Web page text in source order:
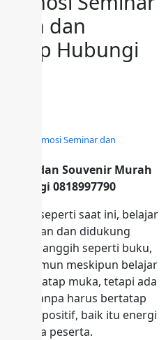
dan
Hubungi
Tas Promosi Seminar dan
dan Souvenir Murah
0818997790
seperti saat ini, belajar
dilakukan dan didukung
yang canggih seperti buku,
namun meskipun belajar
harus tatap muka, tetapi ada
tanpa harus bertatap
energi positif, baik itu energi
sesama peserta.